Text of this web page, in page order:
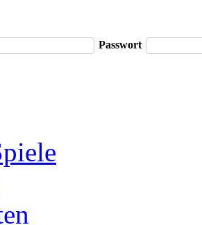
Passwort